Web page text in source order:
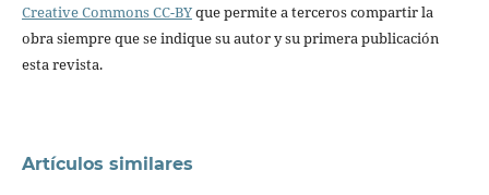
Creative Commons CC-BYque permite a terceros compartir la
obra siempre que se indique su autor y su primera publicación
esta revista.
Artículos similares